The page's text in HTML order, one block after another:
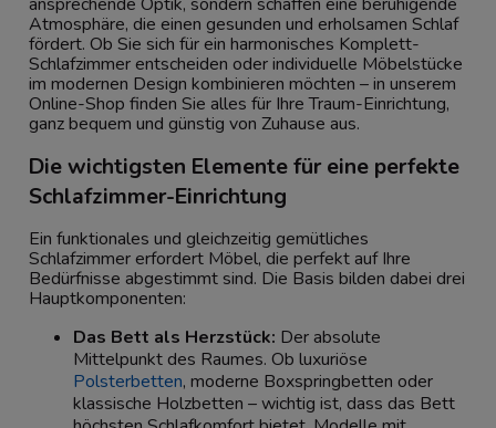
Atmosphäre, die einen gesunden und erholsamen Schlaf
fördert. Ob Sie sich für ein harmonisches Komplett-
Schlafzimmer entscheiden oder individuelle Möbelstücke
im modernen Design kombinieren möchten – in unserem
Online-Shop finden Sie alles für Ihre Traum-Einrichtung,
ganz bequem und günstig von Zuhause aus.
Die wichtigsten Elemente für eine perfekte
Schlafzimmer-Einrichtung
Ein funktionales und gleichzeitig gemütliches
Schlafzimmer erfordert Möbel, die perfekt auf Ihre
Bedürfnisse abgestimmt sind. Die Basis bilden dabei drei
Hauptkomponenten:
Das Bett als Herzstück: Der absolute
Mittelpunkt des Raumes. Ob luxuriöse
Polsterbetten, moderne Boxspringbetten oder
klassische Holzbetten – wichtig ist, dass das Bett